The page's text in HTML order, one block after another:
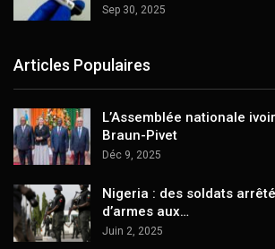
Sep 30, 2025
Articles Populaires
L’Assemblée nationale
Braun-Pivet
Déc 9, 2025
Nigeria : des soldats
d’armes aux…
Juin 2, 2025